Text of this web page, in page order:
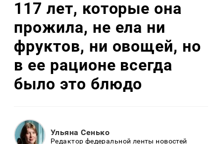
117 лет, которые она
прожила, не ела ни
фруктов, ни овощей, но
в ее рационе всегда
было это блюдо
Ульяна Сенько
Редактор федеральной ленты новостей